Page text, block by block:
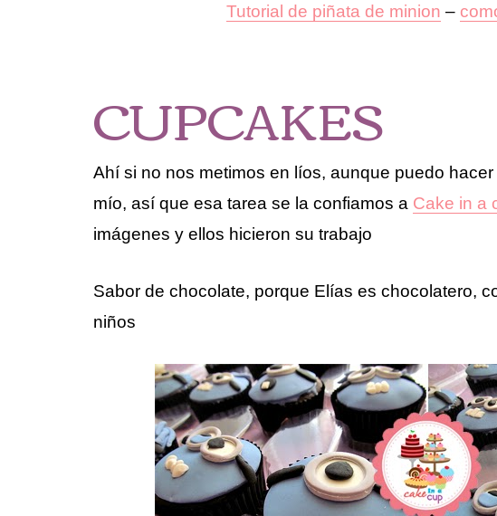
Tutorial de piñata de minion –
CUPCAKES
Ahí si no nos metimos en líos, aunque puedo
mío, así que esa tarea se la confiamos a Cake in a
imágenes y ellos hicieron su trabajo
Sabor de chocolate, porque Elías es chocolatero,
niños